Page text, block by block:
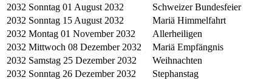
2032 Sonntag 01 August 2032
Schweizer Bundesfeier
2032 Sonntag 15 August 2032
Mariä Himmelfahrt
2032 Montag 01 November 2032
Allerheiligen
2032 Mittwoch 08 Dezember 2032
Mariä Empfängnis
2032 Samstag 25 Dezember 2032
Weihnachten
2032 Sonntag 26 Dezember 2032
Stephanstag